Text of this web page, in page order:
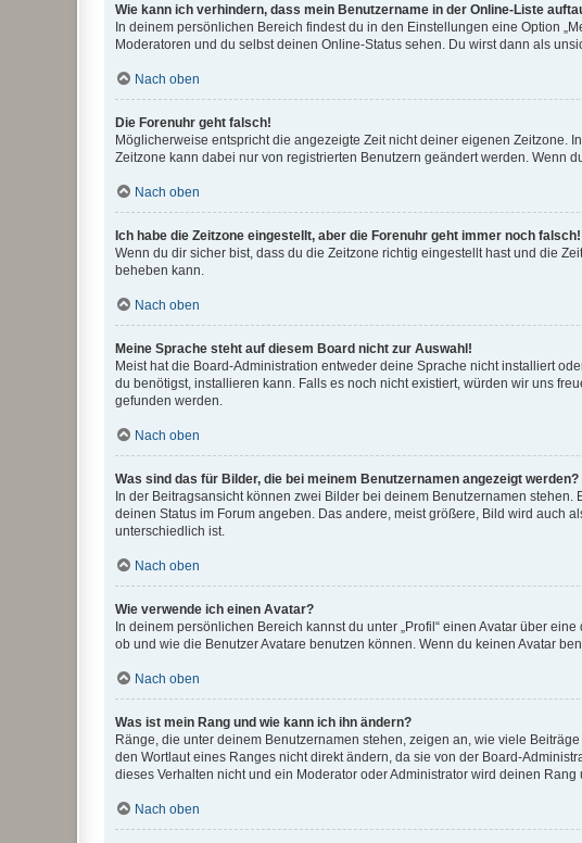
Wie kann ich verhindern, dass mein Benutzername in der Online-Liste
In deinem persönlichen Bereich findest du in den Einstellungen eine Option
Moderatoren und du selbst deinen Online-Status sehen. Du wirst dann als
Nach oben
Die Forenuhr geht falsch!
Möglicherweise entspricht die angezeigte Zeit nicht deiner eigenen Zeitzone.
Zeitzone kann dabei nur von registrierten Benutzern geändert werden. Wenn
Nach oben
Ich habe die Zeitzone eingestellt, aber die Forenuhr geht immer noch falsch!
Wenn du dir sicher bist, dass du die Zeitzone richtig eingestellt hast und die
beheben kann.
Nach oben
Meine Sprache steht auf diesem Board nicht zur Auswahl!
Meist hat die Board-Administration entweder deine Sprache nicht installiert
du benötigst, installieren kann. Falls es noch nicht existiert, würden wir uns
gefunden werden.
Nach oben
Was sind das für Bilder, die bei meinem Benutzernamen angezeigt werden?
In der Beitragsansicht können zwei Bilder bei deinem Benutzernamen
deinen Status im Forum angeben. Das andere, meist größere, Bild wird auch
unterschiedlich ist.
Nach oben
Wie verwende ich einen Avatar?
In deinem persönlichen Bereich kannst du unter „Profil“ einen Avatar über
ob und wie die Benutzer Avatare benutzen können. Wenn du keinen Avatar
Nach oben
Was ist mein Rang und wie kann ich ihn ändern?
Ränge, die unter deinem Benutzernamen stehen, zeigen an, wie viele
den Wortlaut eines Ranges nicht direkt ändern, da sie von der Board-
dieses Verhalten nicht und ein Moderator oder Administrator wird deinen
Nach oben